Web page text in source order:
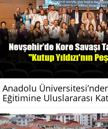
Anadolu
Eğitimine Uluslararası